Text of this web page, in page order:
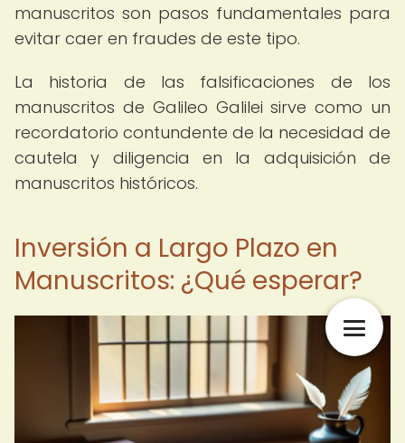
manuscritos son pasos fundamentales para
evitar caer en fraudes de este tipo.
La historia de las falsificaciones de los
manuscritos de Galileo Galilei sirve como un
recordatorio contundente de la necesidad de
cautela y diligencia en la adquisición de
manuscritos históricos.
Inversión a Largo Plazo en
Manuscritos: ¿Qué esperar?